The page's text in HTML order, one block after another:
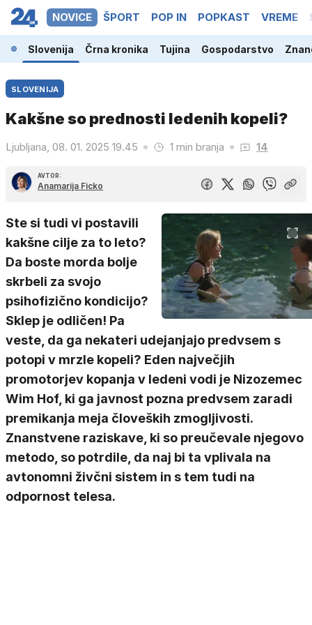
NOVICE ŠPORT POP IN POPKAST VREME
Slovenija Črna kronika Tujina Gospodarstvo
SLOVENIJA
Kakšne so prednosti ledenih kopeli?
Ljubljana, 08. 01. 2025 19.45 1 min branja 14
AVTOR:
Anamarija Ficko
Ste si tudi vi postavili
kakšne cilje za to leto?
Da boste morda bolje
skrbeli za svojo
psihofizično kondicijo?
Sklep je odličen! Pa
veste, da ga nekateri udejanjajo predvsem s
potopi v mrzle kopeli? Eden največjih
promotorjev kopanja v ledeni vodi je Nizozemec
Wim Hof, ki ga javnost pozna predvsem zaradi
premikanja meja človeških zmogljivosti.
Znanstvene raziskave, ki so preučevale njegovo
metodo, so potrdile, da naj bi ta vplivala na
avtonomni živčni sistem in s tem tudi na
odpornost telesa.